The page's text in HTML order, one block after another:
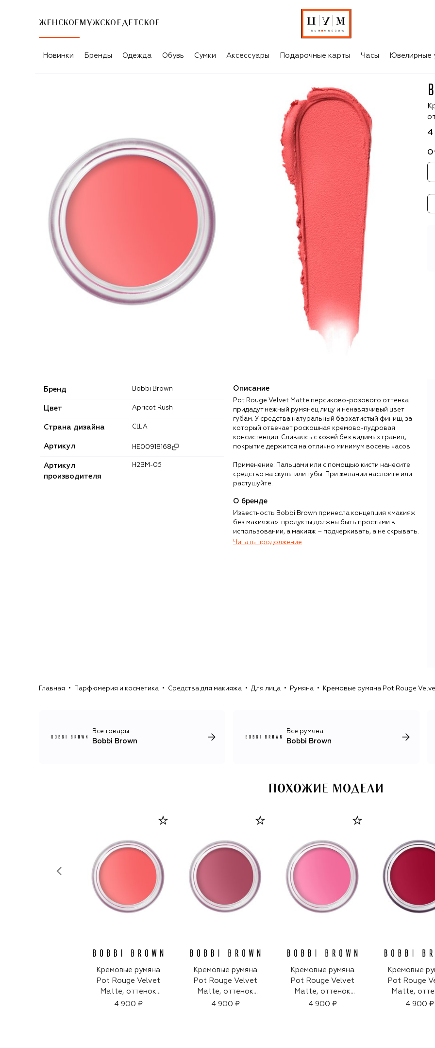
ЖЕНСКОЕ МУЖСКОЕ ДЕТСКОЕ
Новинки Бренды Одежда Обувь Сумки Аксессуары Подарочные карты Часы Ювелирные
4
Бренд Bobbi Brown
Цвет Apricot Rush​
Страна дизайна США
Артикул HE00918168
Артикул
производителя
H2BM-05
Описание
Pot Rouge Velvet Matte персиково-розового оттенка
придадут нежный румянец лицу и ненавязчивый цвет
губам. У средства натуральный бархатистый финиш, за
который отвечает роскошная кремово-пудровая
консистенция. Сливаясь с кожей без видимых границ,
покрытие держится на отлично минимум восемь часов.
Применение: Пальцами или с помощью кисти нанесите
средство на скулы или губы. При желании наслоите или
растушуйте.
О бренде
Известность Bobbi Brown принесла концепция «макияж
без макияжа»: продукты должны быть простыми в
использовании, а макияж – подчеркивать, а не скрывать.
Читать продолжение
Главная Парфюмерия и косметика Средства для макияжа Для лица Румяна Кремовые румяна Pot Rouge
Все товары
Bobbi Brown
Все румяна
Bobbi Brown
ПОХОЖИЕ МОДЕЛИ
Кремовые румяна
Pot Rouge Velvet
Matte, оттенок
Apricot Rush​ (8,5g)
4 900 ₽
Кремовые румяна
Pot Rouge Velvet
Matte, оттенок
Soft Plum​ (8,5g)
4 900 ₽
Кремовые румяна
Pot Rouge Velvet
Matte, оттенок
Peony (8,5g)
4 900 ₽
Кремовые
Pot Rouge
Matte,
Pomegranate​
4 900 ₽